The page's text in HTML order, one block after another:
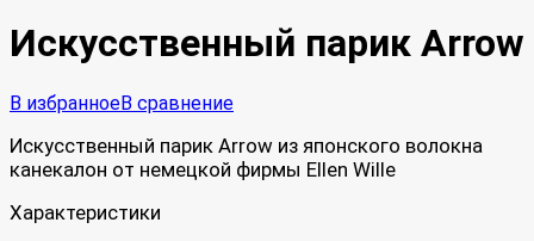
Искусственный парик Arrow
В избранноеВ сравнение
Искусственный парик Arrow из японского волокна
канекалон от немецкой фирмы Ellen Wille
Характеристики